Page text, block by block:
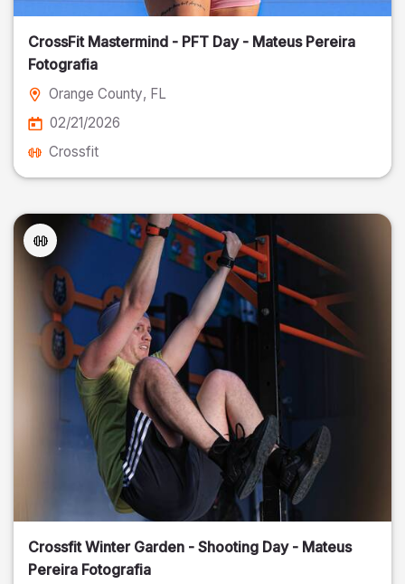
CrossFit Mastermind - PFT Day - Mateus Pereira
Fotografia
Orange County, FL
02/21/2026
Crossfit
Crossfit Winter Garden - Shooting Day - Mateus
Pereira Fotografia